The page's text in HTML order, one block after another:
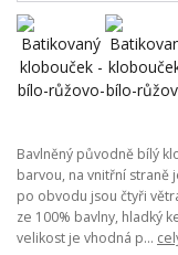
Bavlněný původně bílý
barvou, na vnitřní
po obvodu jsou čtyři
ze 100% bavlny, hladký
velikost je vhodná p...